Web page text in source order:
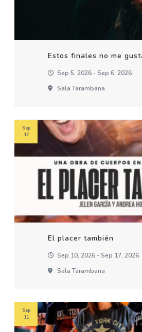
Estos finales no me
Sep 5, 2026 - Sep 6, 2026
Sala Tarambana
El placer también
Sep 10, 2026 - Sep 17, 2026
Sala Tarambana
Sep
17
Sep
11